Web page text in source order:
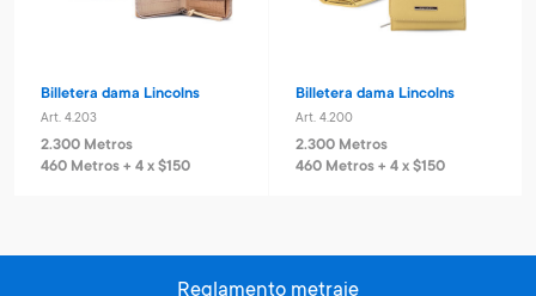
Billetera dama Lincolns
Art. 4.203
2.300 Metros
460 Metros + 4 x $150
Billetera dama Lincolns
Art. 4.200
2.300 Metros
460 Metros + 4 x $150